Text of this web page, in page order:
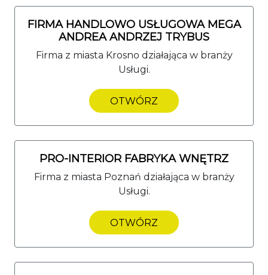
FIRMA HANDLOWO USŁUGOWA MEGA
ANDREA ANDRZEJ TRYBUS
Firma z miasta Krosno działająca w branży
Usługi.
OTWÓRZ
PRO-INTERIOR FABRYKA WNĘTRZ
Firma z miasta Poznań działająca w branży
Usługi.
OTWÓRZ